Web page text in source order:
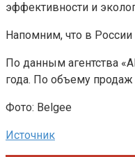
эффективности и
Напомним, что в России
По данным агентства
года. По объему
Фото: Belgee
Источник